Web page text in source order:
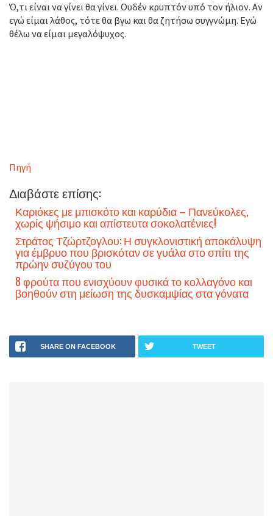
Ό,τι είναι να γίνει θα γίνει. Ουδέν κρυπτόν υπό τον ήλιον. Αν
εγώ είμαι λάθος, τότε θα βγω και θα ζητήσω συγγνώμη. Εγώ
θέλω να είμαι μεγαλόψυχος.
Πηγή
Διαβάστε επίσης:
Καριόκες με μπισκότο και καρύδια – Πανεύκολες,
χωρίς ψήσιμο και απίστευτα σοκολατένιες!
Στράτος Τζώρτζογλου: Η συγκλονιστική αποκάλυψη
για έμβρυο που βρισκόταν σε γυάλα στο σπίτι της
πρώην συζύγου του
8 φρούτα που ενισχύουν φυσικά το κολλαγόνο και
βοηθούν στη μείωση της δυσκαμψίας στα γόνατα
SHARE ON FACEBOOK TWEET